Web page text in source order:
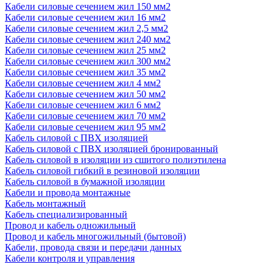
Кабели силовые сечением жил 150 мм2
Кабели силовые сечением жил 16 мм2
Кабели силовые сечением жил 2,5 мм2
Кабели силовые сечением жил 240 мм2
Кабели силовые сечением жил 25 мм2
Кабели силовые сечением жил 300 мм2
Кабели силовые сечением жил 35 мм2
Кабели силовые сечением жил 4 мм2
Кабели силовые сечением жил 50 мм2
Кабели силовые сечением жил 6 мм2
Кабели силовые сечением жил 70 мм2
Кабели силовые сечением жил 95 мм2
Кабель силовой с ПВХ изоляцией
Кабель силовой с ПВХ изоляцией бронированный
Кабель силовой в изоляции из сшитого полиэтилена
Кабель силовой гибкий в резиновой изоляции
Кабель силовой в бумажной изоляции
Кабели и провода монтажные
Кабель монтажный
Кабель специализированный
Провод и кабель одножильный
Провод и кабель многожильный (бытовой)
Кабели, провода связи и передачи данных
Кабели контроля и управления